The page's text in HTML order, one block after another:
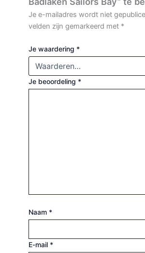
Je e-mailadres wordt niet
velden zijn gemarkeerd met *
Je waardering *
Je beoordeling *
Naam *
E-mail *